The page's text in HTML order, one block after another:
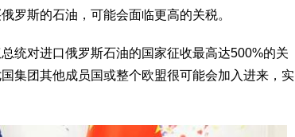
罗斯的石油，可能会面临更高的关税。
统对进口俄罗斯石油的国家征收最高达500%的关
集团其他成员国或整个欧盟很可能会加入进来，实